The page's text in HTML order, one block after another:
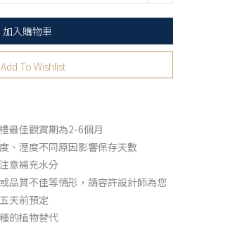
加入購物車
Add To Wishlist
最佳觀賞期為2-6個月
、溼度不同原因影響保存天數
意補充水分
品質不佳等情形，請容許設計師為您
天前預定
的植物替代